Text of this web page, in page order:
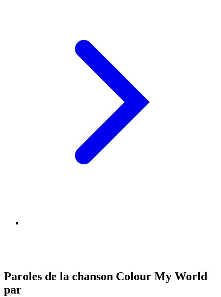
Paroles de la chanson Colour My World
par